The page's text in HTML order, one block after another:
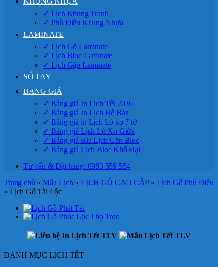
✓ Lịch Khung Tranh
✓ Phù Điêu Khung Nhựa
LAMINATE
✓ Lịch Gỗ Laminate
✓ Lịch Bloc Laminate
✓ Lịch Gập Laminate
SỔ TAY
BẢNG GIÁ
✓ Bảng giá In Lịch Tết 2026
✓ Bảng giá In Lịch Để Bàn
✓ Bảng giá in Lịch Lò xo 7 tờ
✓ Bảng giá Lịch Lò Xo Giữa
✓ Bảng giá Bìa Lịch Gắn Bloc
✓ Bảng giá Lịch Bloc Khổ Đại
Tư vấn & Đặt hàng: 0983 559 554
Trang chủ » Mẫu Lịch » LỊCH GỖ CAO CẤP » Lịch Gỗ Phù Điêu
» Lịch Gỗ Tài Lộc
DANH MỤC LỊCH TẾT